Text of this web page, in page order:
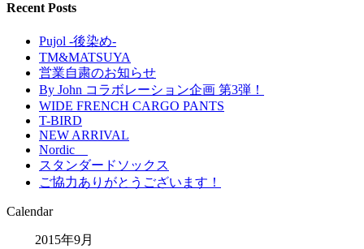
Recent Posts
Pujol -後染め-
TM&MATSUYA
営業自粛のお知らせ
By John コラボレーション企画 第3弾！
WIDE FRENCH CARGO PANTS
T-BIRD
NEW ARRIVAL
Nordic
スタンダードソックス
ご協力ありがとうございます！
Calendar
2015年9月